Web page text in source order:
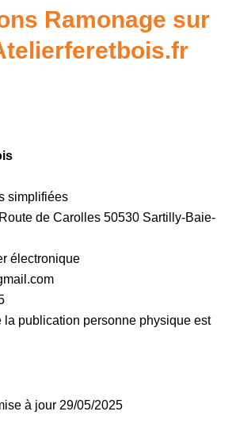
Ramonage sur
simplifiées
de Carolles 50530 Sartilly-Baie-
électronique
la publication personne physique est
à jour 29/05/2025